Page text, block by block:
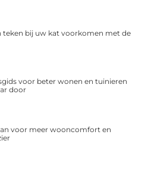
teken bij uw kat voorkomen met de
voor beter wonen en tuinieren
door
voor meer wooncomfort en